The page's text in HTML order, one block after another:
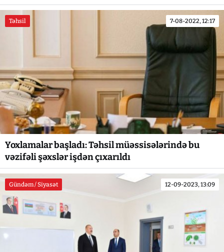
Təhsil 7-08-2022, 12:17
Yoxlamalar başladı: Təhsil müəssisələrində bu
vəzifəli şəxslər işdən çıxarıldı
Gündəm / Siyasət 12-09-2023, 13:09